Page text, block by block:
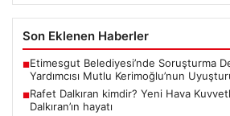
Son Eklenen Haberler
■Etimesgut Belediyesi’nde Soruşturma
Yardımcısı Mutlu Kerimoğlu’nun
■Rafet Dalkıran kimdir? Yeni Hava
Dalkıran’ın hayatı